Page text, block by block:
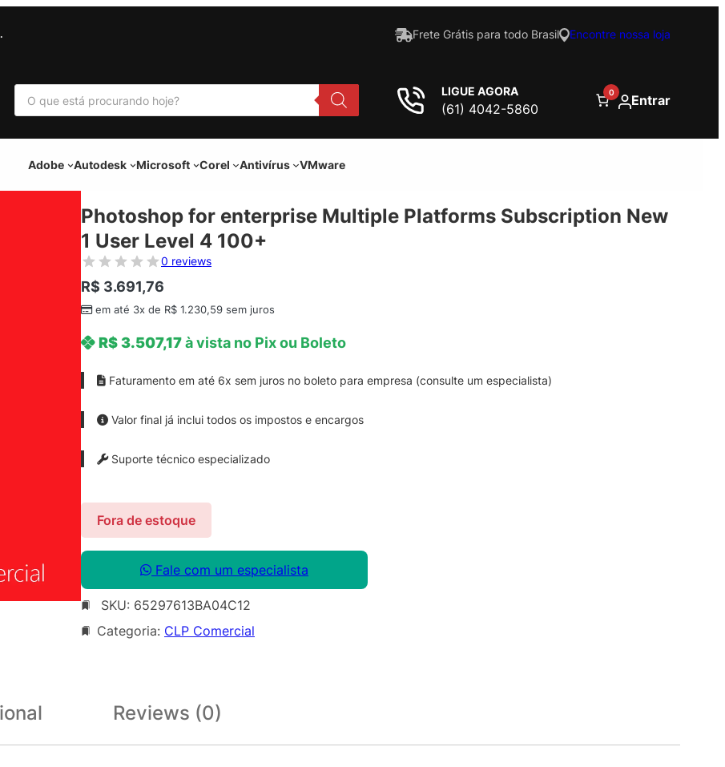
Frete Grátis para todo Brasil Encontre nossa loja
P
s
u
r
LIGUE AGORA
(61) 4042-5860
0 Entrar
Adobe Autodesk Microsoft Corel Antivírus VMware
Photoshop for enterprise Multiple Platforms Subscription New
1 User Level 4 100+
0 reviews
R$ 3.691,76
em até 3x de R$ 1.230,59 sem juros
R$3.507,17à vista no Pix ou Boleto
Faturamento em até 6x sem juros no boleto para empresa (consulte um especialista)
Valor final já inclui todos os impostos e encargos
Suporte técnico especializado
Fora de estoque
Fale com um especialista
SKU: 65297613BA04C12
Categoria: CLP Comercial
Reviews (0)